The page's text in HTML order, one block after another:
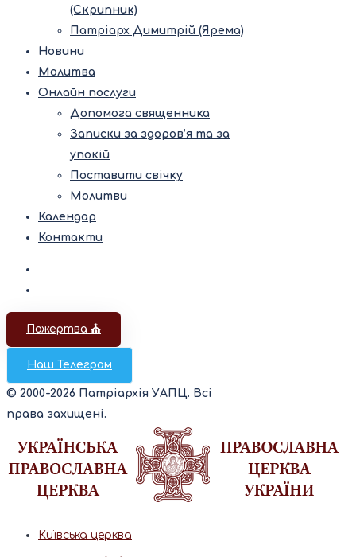
(Скрипник)
Патріарх Димитрій (Ярема)
Новини
Молитва
Онлайн послуги
Допомога священника
Записки за здоров’я та за
упокій
Поставити свічку
Молитви
Календар
Контакти
Пожертва ⛪️
Наш Телеграм
© 2000-2026 Патріархія УАПЦ. Всі
права захищені.
Київська церква